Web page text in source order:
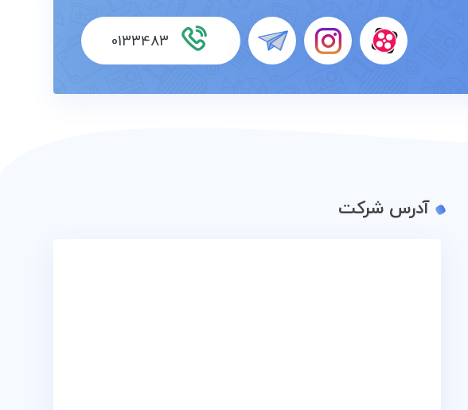
0133483
آدرس شرکت